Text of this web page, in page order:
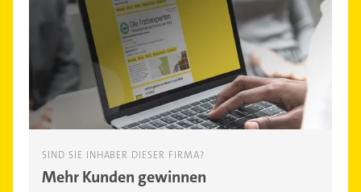
SIND SIE INHABER DIESER FIRMA?
Mehr Kunden gewinnen